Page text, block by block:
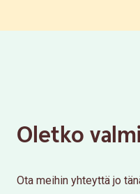
Oletko
Ota meihin yhteyttä jo